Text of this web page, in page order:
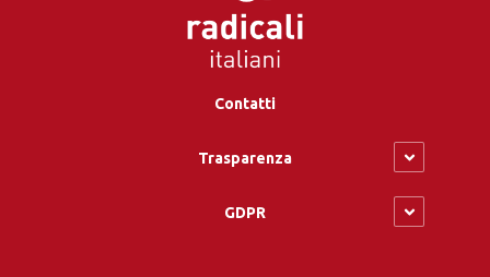
Contatti
Trasparenza
GDPR